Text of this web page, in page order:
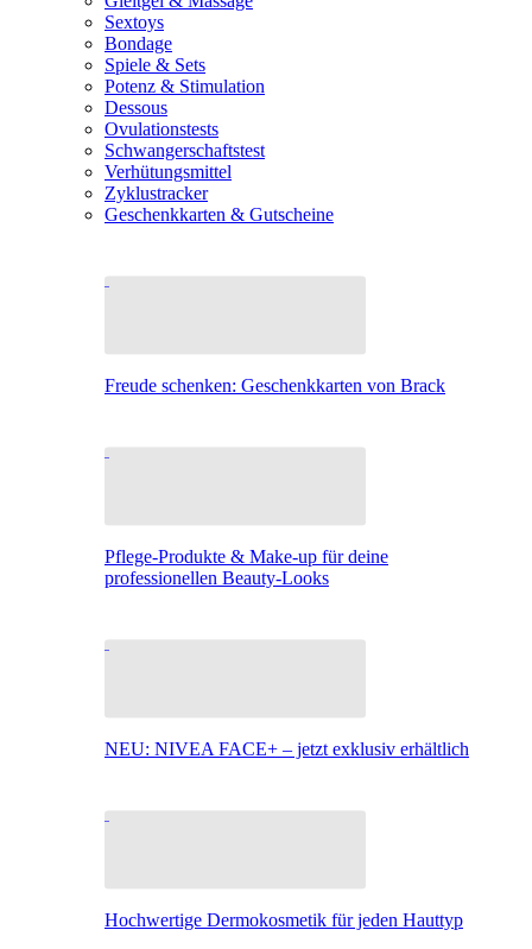
Sextoys
Bondage
Spiele & Sets
Potenz & Stimulation
Dessous
Ovulationstests
Schwangerschaftstest
Verhütungsmittel
Zyklustracker
Geschenkkarten & Gutscheine
Freude schenken: Geschenkkarten von Brack
Pflege-Produkte & Make-up für deine
professionellen Beauty-Looks
NEU: NIVEA FACE+ – jetzt exklusiv erhältlich
Hochwertige Dermokosmetik für jeden Hauttyp